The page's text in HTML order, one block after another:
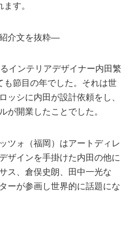
す。
介文を抜粋—
インテリアデザイナー内田繁
も節目の年でした。それは世
ッシに内田が設計依頼をし、
が開業したことでした。
ツォ（福岡）はアートディレ
ザインを手掛けた内田の他に
ス、倉俣史朗、田中一光な
ーが参画し世界的に話題にな